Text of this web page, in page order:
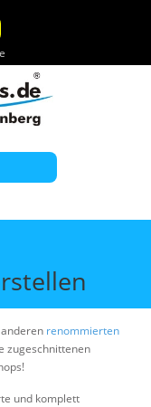
renommierten
zugeschnittenen
und komplett